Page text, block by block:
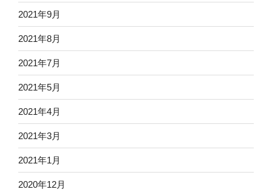
2021年9月
2021年8月
2021年7月
2021年5月
2021年4月
2021年3月
2021年1月
2020年12月